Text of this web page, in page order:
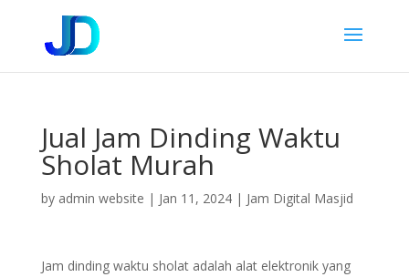
Jual Jam Dinding Waktu
Sholat Murah
by admin website | Jan 11, 2024| Jam Digital Masjid
Jam dinding waktu sholat adalah alat elektronik yang